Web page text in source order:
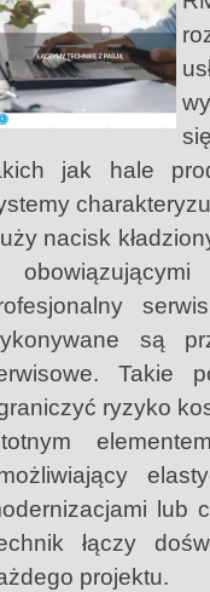
jak hale
nacisk
są
Takie
ryzyko
lub
łączy
projektu.